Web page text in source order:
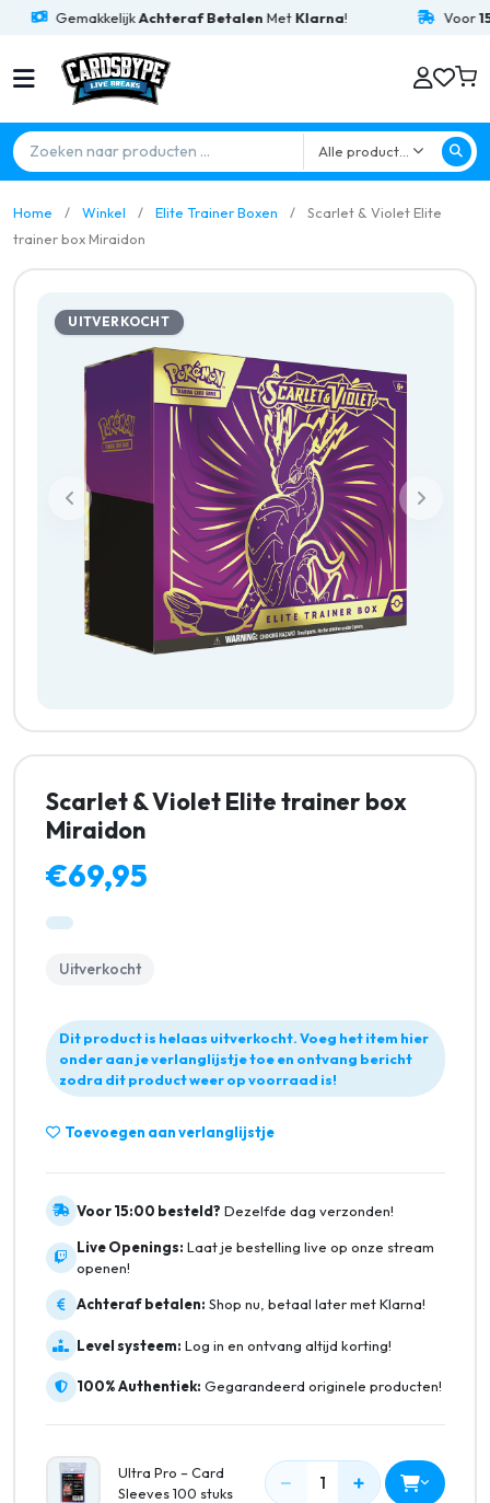
GemakkelijkAchteraf BetalenMet Klarna! Voor15:00
Alle producten
Home Winkel Elite Trainer Boxen
Scarlet & Violet Elite
trainer box Miraidon
UITVERKOCHT
Scarlet & Violet Elite trainer box
Miraidon
€69,95
Uitverkocht
Dit product is helaas uitverkocht. Voeg het item hier
onder aan je verlanglijstje toe en ontvang bericht
zodra dit product weer op voorraad is!
Toevoegen aan verlanglijstje
Voor 15:00 besteld? Dezelfde dag verzonden!
Live Openings: Laat je bestelling live op onze stream
openen!
Achteraf betalen: Shop nu, betaal later met Klarna!
Level systeem: Log in en ontvang altijd korting!
100% Authentiek: Gegarandeerd originele producten!
Ultra Pro – Card
Sleeves 100 stuks
− 1 +